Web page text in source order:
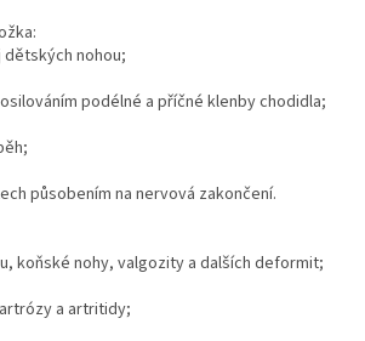
nohou;
podélné a příčné klenby chodidla;
působením na nervová zakončení.
koňské nohy, valgozity a dalších deformit;
a artritidy;